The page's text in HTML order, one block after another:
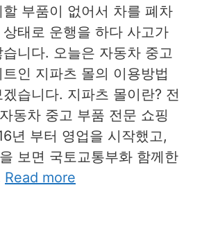
부품이 없어서 차를 폐차
태로 운행을 하다 사고가
니다. 오늘은 자동차 중고
인 지파츠 몰의 이용방법
습니다. 지파츠 몰이란? 전
동차 중고 부품 전문 쇼핑
년 부터 영업을 시작했고,
보면 국토교통부화 함께한
Read more